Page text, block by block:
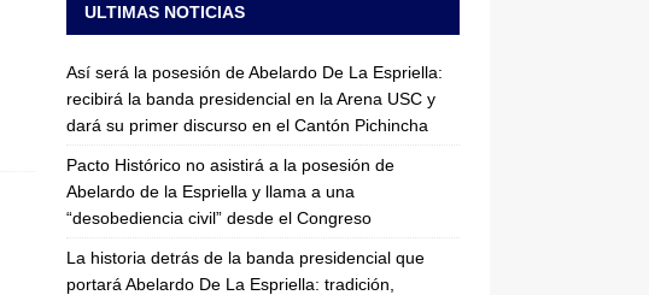
ULTIMAS NOTICIAS
Así será la posesión de Abelardo De La Espriella:
recibirá la banda presidencial en la Arena USC y
dará su primer discurso en el Cantón Pichincha
Pacto Histórico no asistirá a la posesión de
Abelardo de la Espriella y llama a una
“desobediencia civil” desde el Congreso
La historia detrás de la banda presidencial que
portará Abelardo De La Espriella: tradición,